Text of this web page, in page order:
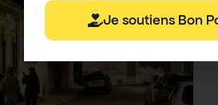
Je soutiens Bon